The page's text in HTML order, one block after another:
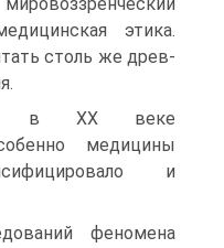
этика.
столь же древ­
в XX веке
ме­дицины
и
феномена